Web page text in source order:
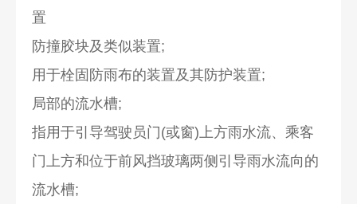
置
防撞胶块及类似装置;
用于栓固防雨布的装置及其防护装置;
局部的流水槽;
指用于引导驾驶员门(或窗)上方雨水流、乘客
门上方和位于前风挡玻璃两侧引导雨水流向的
流水槽;